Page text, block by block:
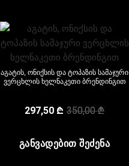
აგატის, ონიქსის და ტოპაზის სამაჯური
ვერცხლის ხელნაკეთი ბრენდინგით
350,00₾
297,50 ₾
ᲒᲐᲜᲕᲐᲓᲔᲑᲘᲗ ᲨᲔᲫᲔᲜᲐ